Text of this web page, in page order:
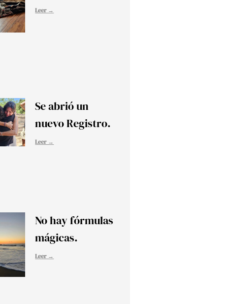
Leer →
Se abrió un
nuevo Registro.
Leer →
No hay fórmulas
mágicas.
Leer →